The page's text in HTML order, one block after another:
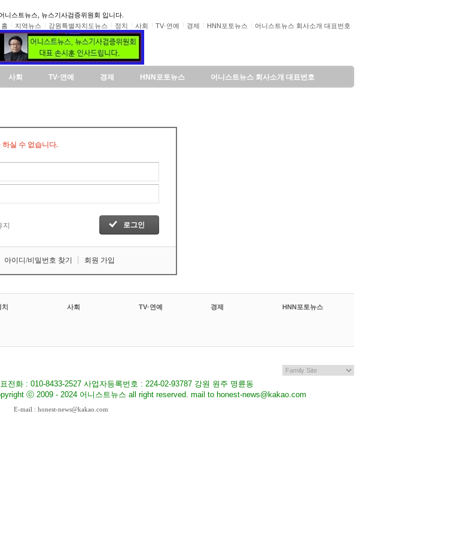
니스트뉴스, 뉴스기사검증위원회 입니다.
홈 지역뉴스 강원특별자치도뉴스 정치 사회 TV·연예 경제 HNN포토뉴스 어니스트뉴스 회사소개 대표번호
사회 TV·연예 경제 HNN포토뉴스 어니스트뉴스 회사소개 대표번호
하실 수 없습니다.
아이디/비밀번호 찾기 회원 가입
치 사회 TV·연예 경제 HNN포토뉴스
전화 : 010-8433-2527 사업자등록번호 : 224-02-93787 강원 원주 명륜동
ⓒ 2009 - 2024 어니스트뉴스 all right reserved. mail to honest-news@kakao.com
E-mail : honest-news@kakao.com